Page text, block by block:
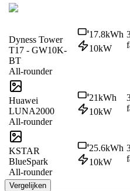
Dyness Tower
T17 - GW10K-
BT
All-rounder
17.8kWh
10kW
Huawei
LUNA2000
All-rounder
21kWh
10kW
KSTAR
BlueSpark
All-rounder
25.6kWh
10kW
Vergelijken